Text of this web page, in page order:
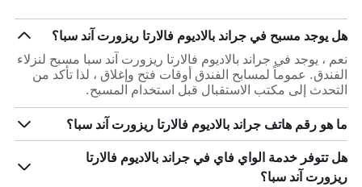
هل يوجد مسبح في جراند بالاديوم فالارتا ريزورت آند سبا؟
نعم ، يوجد في جراند بالاديوم فالارتا ريزورت آند سبا مسبح لنزلاء
الفندق. عموماً لمسابح الفندق أوقات فتح وإغلاق ، لذا تأكد من
التحدث إلى مكتب الاستقبال قبل استخدام المسبح.
ما هو رقم هاتف جراند بالاديوم فالارتا ريزورت آند سبا؟
هل تتوفر خدمة الواي فاي في جراند بالاديوم فالارتا
ريزورت آند سبا؟